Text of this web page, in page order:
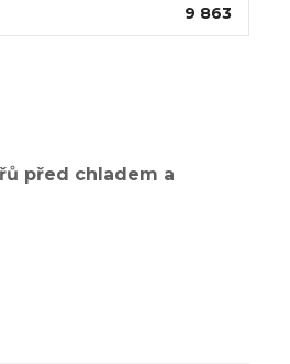
9 863
před chladem a